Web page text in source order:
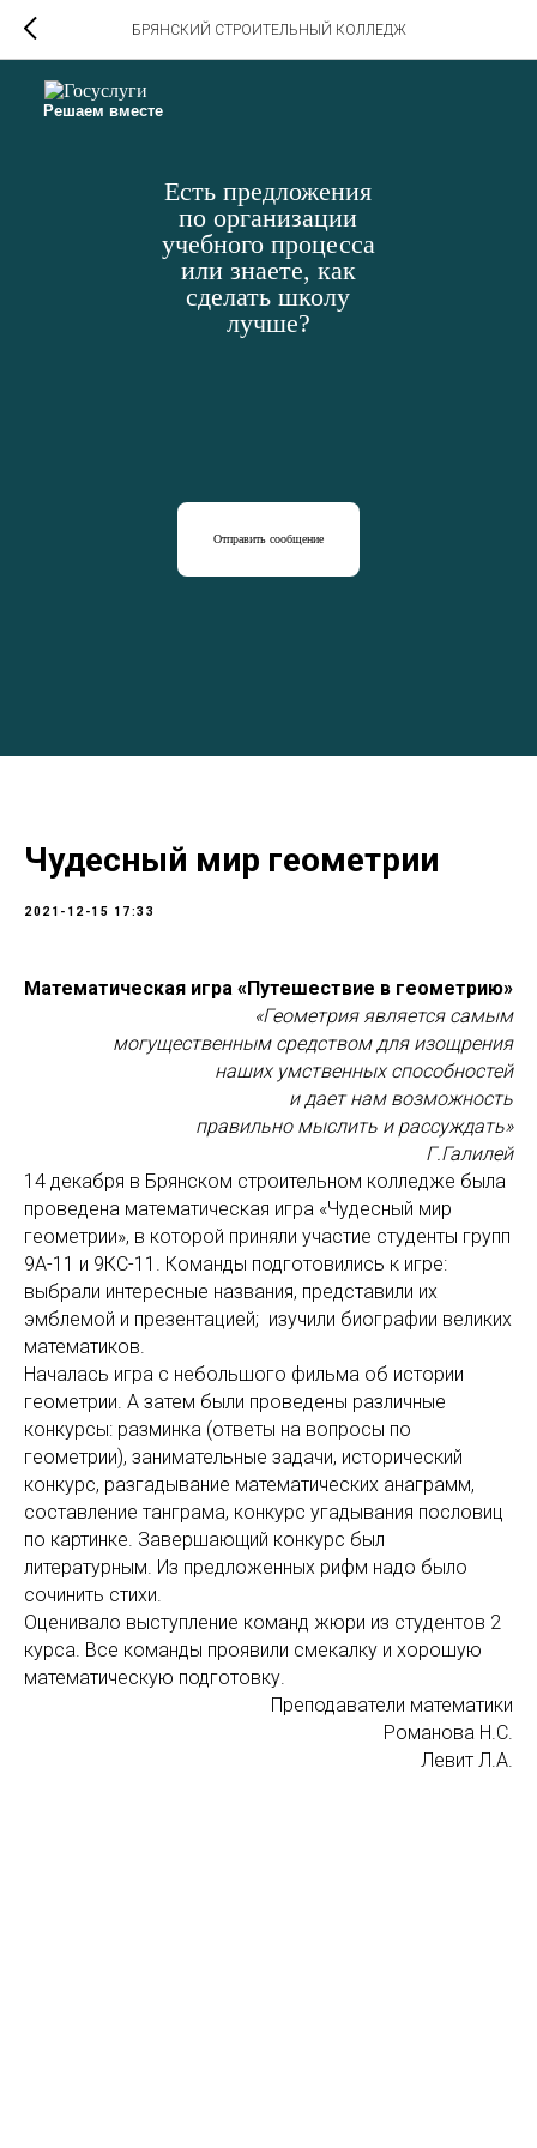
Решаем вместе
Есть предложения
по организации
учебного процесса
или знаете, как
сделать школу
лучше?
Отправить сообщение
БРЯНСКИЙ СТРОИТЕЛЬНЫЙ КОЛЛЕДЖ
Чудесный мир геометрии
2021-12-15 17:33
Математическая игра «Путешествие в геометрию»
«Геометрия является самым
могущественным средством для изощрения
наших умственных способностей
и дает нам возможность
правильно мыслить и рассуждать»
Г.Галилей
14 декабря в Брянском строительном колледже была
проведена математическая игра «Чудесный мир
геометрии», в которой приняли участие студенты групп
9А-11 и 9КС-11. Команды подготовились к игре:
выбрали интересные названия, представили их
эмблемой и презентацией; изучили биографии великих
математиков.
Началась игра с небольшого фильма об истории
геометрии. А затем были проведены различные
конкурсы: разминка (ответы на вопросы по
геометрии), занимательные задачи, исторический
конкурс, разгадывание математических анаграмм,
составление танграма, конкурс угадывания пословиц
по картинке. Завершающий конкурс был
литературным. Из предложенных рифм надо было
сочинить стихи.
Оценивало выступление команд жюри из студентов 2
курса. Все команды проявили смекалку и хорошую
математическую подготовку.
Преподаватели математики
Романова Н.С.
Левит Л.А.